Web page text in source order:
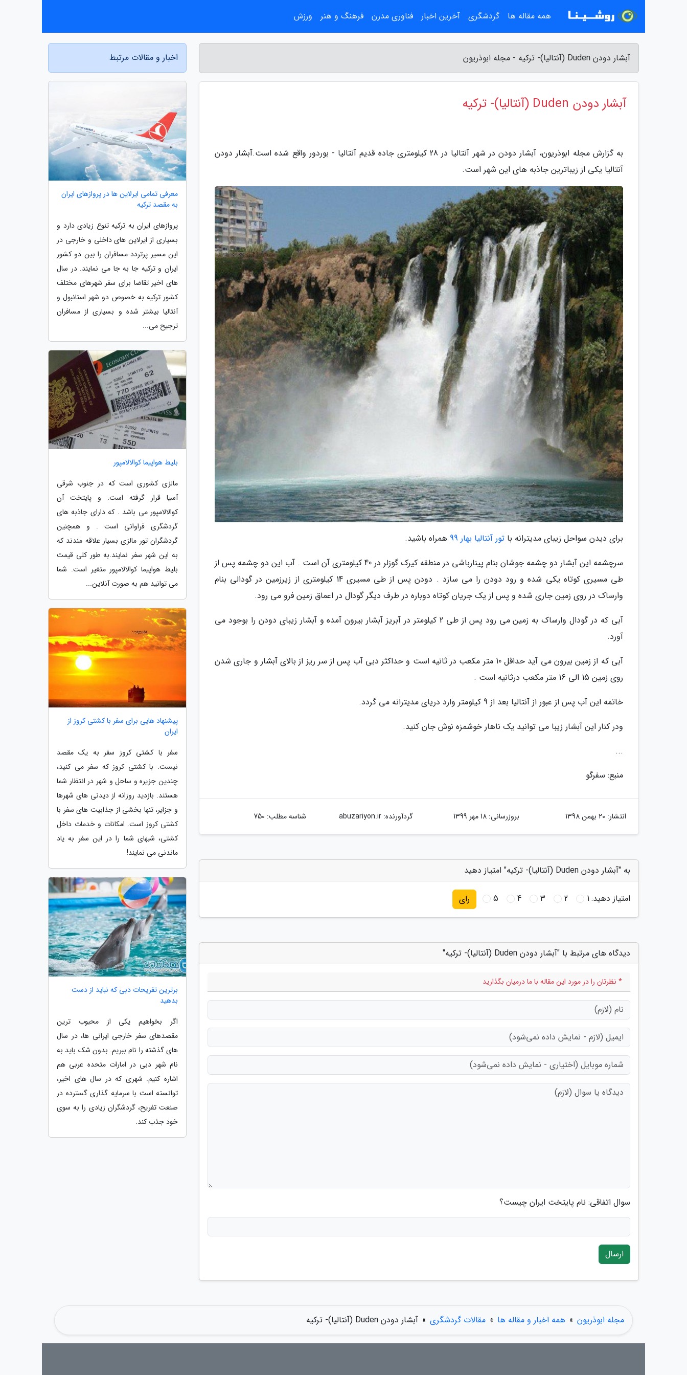
آبشار دودن Duden (آنتالیا)- ترکیه - مجله ابوذریون
آبشار دودن Duden (آنتالیا)- ترکیه
به گزارش مجله ابوذریون، آبشار دودن در شهر آنتالیا در 28 کیلومتری جاده قدیم آنتالیا - بوردور واقع شده است.آبشار دودن
آنتالیا یکی از زیباترین جاذبه های این شهر است.
برای دیدن سواحل زیبای مدیترانه با تور آنتالیا بهار 99
همراه باشید.
سرچشمه این آبشار دو چشمه جوشان بنام پینارباشی در منطقه کیرک گوزلر در 40 کیلومتری آن است . آب این دو چشمه پس از
طی مسیری کوتاه یکی شده و رود دودن را می سازد . دودن پس از طی مسیری 14 کیلومتری از زیرزمین در گودالی بنام
وارساک در روی زمین جاری شده و پس از یک جریان کوتاه دوباره در طرف دیگر گودال در اعماق زمین فرو می رود.
آبی که در گودال وارساک به زمین می رود پس از طی 2 کیلومتر در آبریز آبشار بیرون آمده و آبشار زیبای دودن را بوجود می
آورد.
آبی که از زمین بیرون می آید حداقل 10 متر مکعب در ثانیه است و حداکثر دبی آب پس از سر ریز از بالای آبشار و جاری شدن
روی زمین 15 الی 16 متر مکعب درثانیه است .
خاتمه این آب پس از عبور از آنتالیا بعد از 9 کیلومتر وارد دریای مدیترانه می گردد.
ودر کنار این آبشار زیبا می توانید یک ناهار خوشمزه نوش جان کنید.
...
منبع: سفرگو
انتشار: 20 بهمن 1398 بروزرسانی: 18 مهر 1399 گردآورنده:abuzariyon.ir شناسه مطلب: 750
به "آبشار دودن Duden (آنتالیا)- ترکیه" امتیاز دهید
امتیاز دهید:1
2
3
4
5 رای
دیدگاه های مرتبط با "آبشار دودن Duden (آنتالیا)- ترکیه"
* نظرتان را در مورد این مقاله با ما درمیان بگذارید
سوال اتفاقی: نام پایتخت ایران چیست؟
ارسال
اخبار و مقالات مرتبط
معرفی تمامی ایرلاین ها در پروازهای ایران
به مقصد ترکیه
پروازهای ایران به ترکیه تنوع زیادی دارد و
بسیاری از ایرلاین های داخلی و خارجی در
این مسیر پرتردد مسافران را بین دو کشور
ایران و ترکیه جا به جا می نمایند. در سال
های اخیر تقاضا برای سفر شهرهای مختلف
کشور ترکیه به خصوص دو شهر استانبول و
آنتالیا بیشتر شده و بسیاری از مسافران
ترجیح می...
بلیط هواپیما کوالالامپور
مالزی کشوری است که در جنوب شرقی
آسیا قرار گرفته است. و پایتخت آن
کوالالامپور می باشد . که دارای جاذبه های
گردشگری فراوانی است . و همچنین
گردشگران تور مالزی بسیار علاقه مندند که
به این شهر سفر نمایند.به طور کلی قیمت
بلیط هواپیما کوالالامپور متغیر است. شما
می توانید هم به صورت آنلاین...
پیشنهاد هایی برای سفر با کشتی کروز از
ایران
سفر با کشتی کروز سفر به یک مقصد
نیست. با کشتی کروز که سفر می کنید،
چندین جزیره و ساحل و شهر در انتظار شما
هستند. بازدید روزانه از دیدنی های شهرها
و جزایر، تنها بخشی از جذابیت های سفر با
کشتی کروز است. امکانات و خدمات داخل
کشتی، شبهای شما را در این سفر به یاد
ماندنی می نمایند!
برترین تفریحات دبی که نباید از دست
بدهید
اگر بخواهیم یکی از محبوب ترین
مقصدهای سفر خارجی ایرانی ها، در سال
های گذشته را نام ببریم. بدون شک باید به
نام شهر دبی در امارات متحده عربی هم
اشاره کنیم. شهری که در سال های اخیر،
توانسته است با سرمایه گذاری گسترده در
صنعت تفریح، گردشگران زیادی را به سوی
خود جذب کند.
مجله ابوذریون » همه اخبار و مقاله ها » مقالات گردشگری » آبشار دودن Duden (آنتالیا)- ترکیه
همه مقاله ها گردشگری آخرین اخبار فناوری مدرن فرهنگ و هنر ورزش